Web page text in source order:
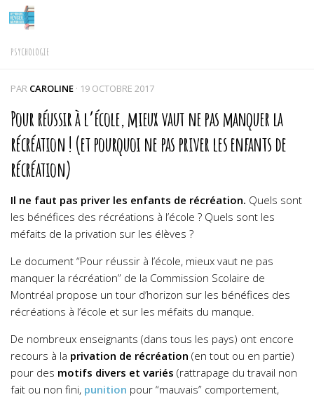
Skip to content
PSYCHOLOGIE
PAR CAROLINE · 19 OCTOBRE 2017
Pour réussir à l’école, mieux vaut ne pas manquer la
récréation ! (et pourquoi ne pas priver les enfants de
récréation)
Il ne faut pas priver les enfants de récréation. Quels sont
les bénéfices des récréations à l’école ? Quels sont les
méfaits de la privation sur les élèves ?
Le document “Pour réussir à l’école, mieux vaut ne pas
manquer la récréation” de la Commission Scolaire de
Montréal propose un tour d’horizon sur les bénéfices des
récréations à l’école et sur les méfaits du manque.
De nombreux enseignants (dans tous les pays) ont encore
recours à la privation de récréation (en tout ou en partie)
pour des motifs divers et variés (rattrapage du travail non
fait ou non fini, punition pour “mauvais” comportement,